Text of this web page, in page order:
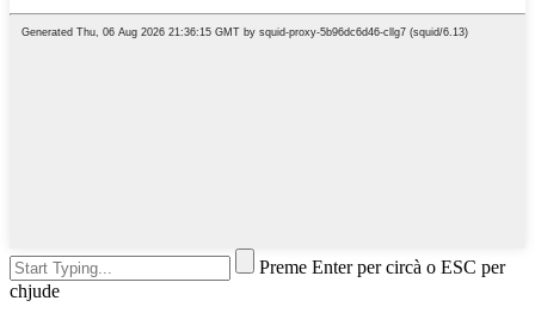
Preme Enter per circà o ESC per
chjude